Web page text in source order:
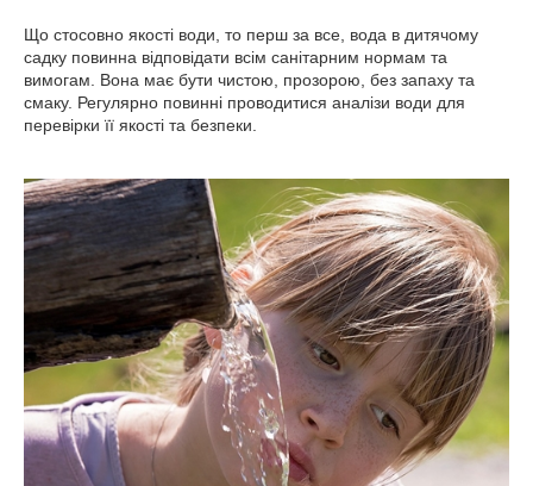
Що стосовно якості води, то перш за все, вода в дитячому
садку повинна відповідати всім санітарним нормам та
вимогам. Вона має бути чистою, прозорою, без запаху та
смаку. Регулярно повинні проводитися аналізи води для
перевірки її якості та безпеки.